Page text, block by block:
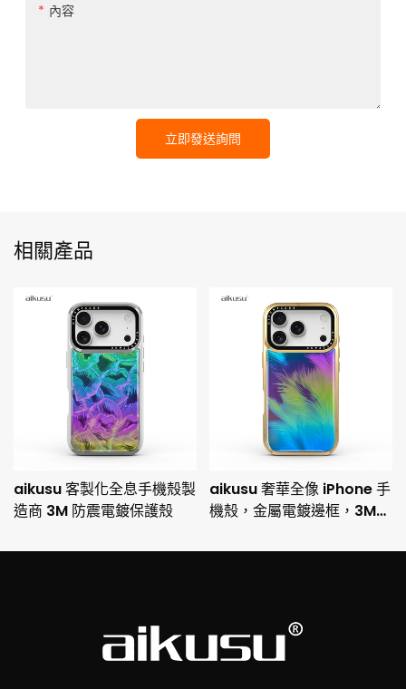
內容
立即發送詢問
相關產品
aikusu 客製化全息手機殼製
造商 3M 防震電鍍保護殼
aikusu 奢華全像 iPhone 手
機殼，金屬電鍍邊框，3M